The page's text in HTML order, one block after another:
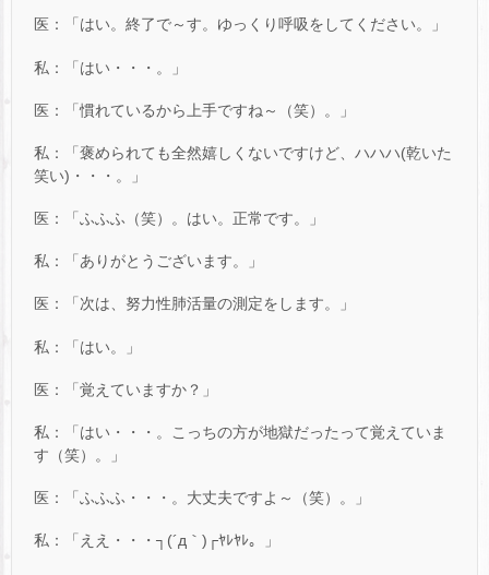
医：「はい。終了で～す。ゆっくり呼吸をしてください。」
私：「はい・・・。」
医：「慣れているから上手ですね～（笑）。」
私：「褒められても全然嬉しくないですけど、ハハハ(乾いた
笑い)・・・。」
医：「ふふふ（笑）。はい。正常です。」
私：「ありがとうございます。」
医：「次は、努力性肺活量の測定をします。」
私：「はい。」
医：「覚えていますか？」
私：「はい・・・。こっちの方が地獄だったって覚えていま
す（笑）。」
医：「ふふふ・・・。大丈夫ですよ～（笑）。」
私：「ええ・・・┐(´д｀)┌ﾔﾚﾔﾚ。」